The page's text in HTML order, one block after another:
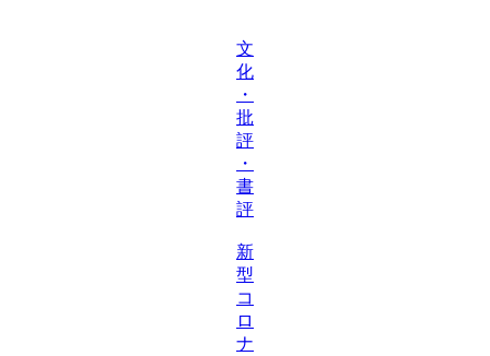
文
化
・
批
評
・
書
評
新
型
コ
ロ
ナ